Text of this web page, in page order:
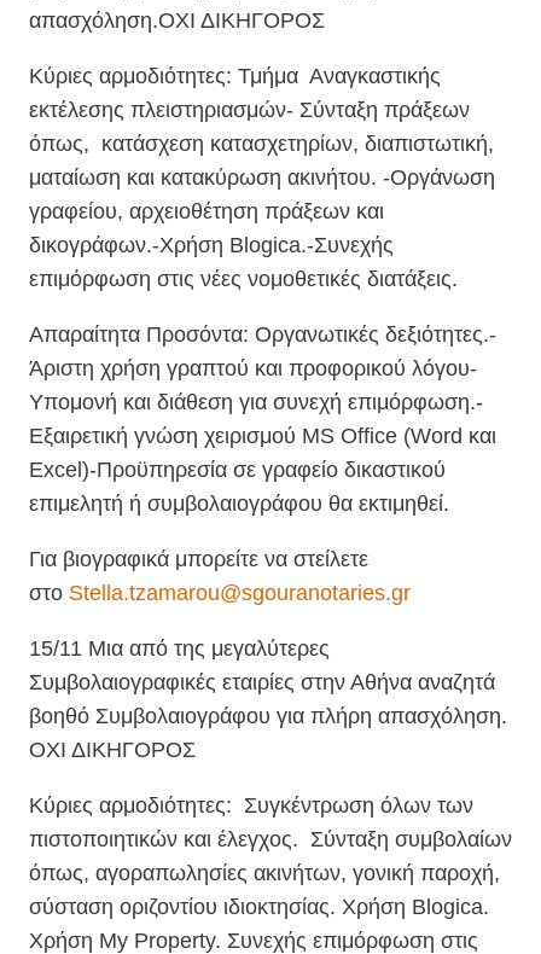
απασχόληση.ΟΧΙ ΔΙΚΗΓΟΡΟΣ
Κύριες αρμοδιότητες: Τμήμα Αναγκαστικής
εκτέλεσης πλειστηριασμών- Σύνταξη πράξεων
όπως, κατάσχεση κατασχετηρίων, διαπιστωτική,
ματαίωση και κατακύρωση ακινήτου. -Οργάνωση
γραφείου, αρχειοθέτηση πράξεων και
δικογράφων.-Χρήση Blogica.-Συνεχής
επιμόρφωση στις νέες νομοθετικές διατάξεις.
Απαραίτητα Προσόντα: Οργανωτικές δεξιότητες.-
Άριστη χρήση γραπτού και προφορικού λόγου-
Υπομονή και διάθεση για συνεχή επιμόρφωση.-
Εξαιρετική γνώση χειρισμού MS Office (Word και
Excel)-Προϋπηρεσία σε γραφείο δικαστικού
επιμελητή ή συμβολαιογράφου θα εκτιμηθεί.
Για βιογραφικά μπορείτε να στείλετε
στο Stella.tzamarou@sgouranotaries.gr
15/11 Μια από της μεγαλύτερες
Συμβολαιογραφικές εταιρίες στην Αθήνα αναζητά
βοηθό Συμβολαιογράφου για πλήρη απασχόληση.
ΟΧΙ ΔΙΚΗΓΟΡΟΣ
Κύριες αρμοδιότητες: Συγκέντρωση όλων των
πιστοποιητικών και έλεγχος. Σύνταξη συμβολαίων
όπως, αγοραπωλησίες ακινήτων, γονική παροχή,
σύσταση οριζοντίου ιδιοκτησίας. Χρήση Blogica.
Χρήση My Property. Συνεχής επιμόρφωση στις